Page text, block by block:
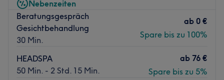
Nebenzeiten
Beratungsgespräch
Gesichtbehandlung
30 Min.
ab 0 €
Spare bis zu 100%
HEADSPA
50 Min. - 2 Std. 15 Min.
ab 76 €
Spare bis zu 5%